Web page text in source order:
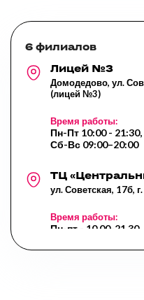
6 филиалов
Лицей №3
Домодедово, ул.
(лицей №3)
Время работы:
Пн-Пт 10:00 - 21:30,
Сб-Вс 09:00–20:00
ТЦ
ул. Советская, 17б,
Время работы:
Пн-пт - 10.00-21.30,
Вс - 10.00-20.00,